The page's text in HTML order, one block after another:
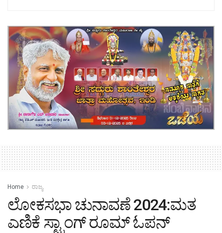
Home ರಾಜ್ಯ
ಲೋಕಸಭಾ‌ ಚುನಾವಣೆ 2024:ಮತ
ಎಣಿಕೆ ಸ್ಟ್ರಾಂಗ್ ರೂಮ್ ಓಪನ್